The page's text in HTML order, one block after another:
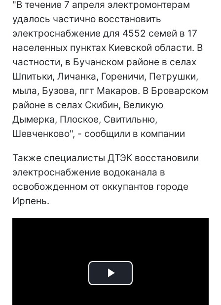
"В течение 7 апреля электромонтерам
удалось частично восстановить
электроснабжение для 4552 семей в 17
населенных пунктах Киевской области. В
частности, в Бучанском районе в селах
Шпитьки, Личанка, Гореничи, Петрушки,
мыла, Бузова, пгт Макаров. В Броварском
районе в селах Скибин, Великую
Дымерка, Плоское, Свитильню,
Шевченково", - сообщили в компании
Также специалисты ДТЭК восстановили
электроснабжение водоканала в
освобожденном от оккупантов городе
Ирпень.
Play